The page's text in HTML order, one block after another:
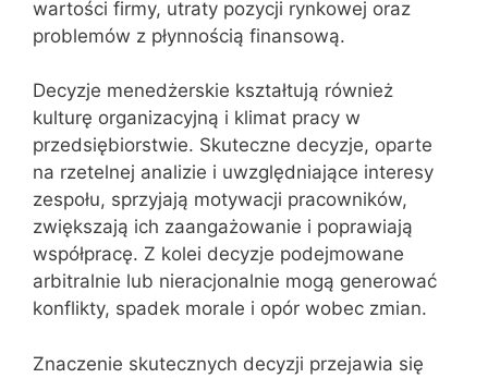
wartości firmy, utraty pozycji rynkowej oraz
problemów z płynnością finansową.
Decyzje menedżerskie kształtują również
kulturę organizacyjną i klimat pracy w
przedsiębiorstwie. Skuteczne decyzje, oparte
na rzetelnej analizie i uwzględniające interesy
zespołu, sprzyjają motywacji pracowników,
zwiększają ich zaangażowanie i poprawiają
współpracę. Z kolei decyzje podejmowane
arbitralnie lub nieracjonalnie mogą generować
konflikty, spadek morale i opór wobec zmian.
Znaczenie skutecznych decyzji przejawia się